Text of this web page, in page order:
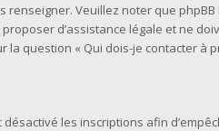
Veuillez noter que phpBB
d’assistance légale et ne
la question « Qui dois-je contacter à
les inscriptions afin